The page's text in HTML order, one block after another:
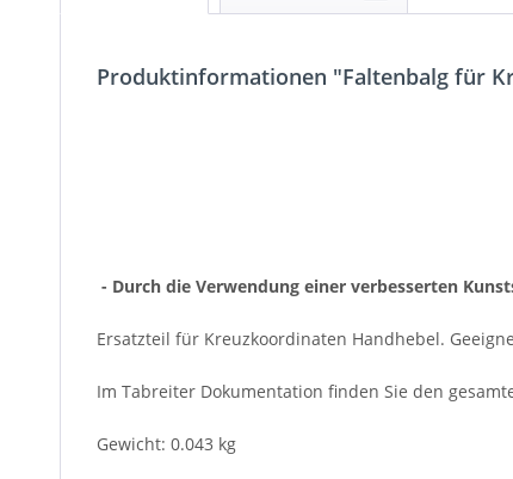
Produktinformationen "Faltenbalg für
- Durch die Verwendung einer verbesserten
Ersatzteil für Kreuzkoordinaten Handhebel.
Im Tabreiter Dokumentation finden Sie den
Gewicht: 0.043 kg